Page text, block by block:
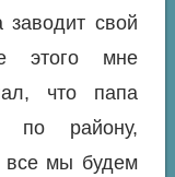
свой
этого мне
что папа
по району,
все мы будем